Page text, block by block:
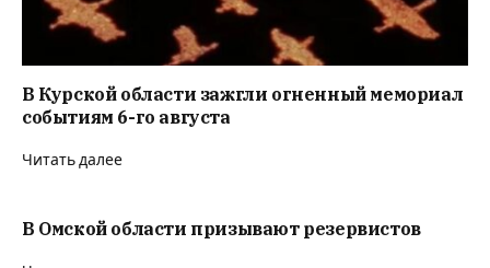
В Курской области зажгли огненный мемориал
событиям 6-го августа
Читать далее
В Омской области призывают резервистов